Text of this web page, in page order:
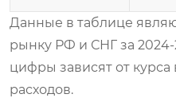
Данные в таблице
рынку РФ и СНГ за
цифры зависят от курса
расходов.